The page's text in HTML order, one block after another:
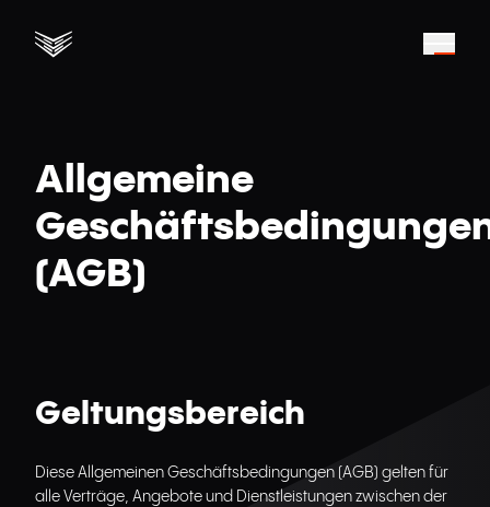
Allgemeine
(AGB)
Geltungsbereich
Diese Allgemeinen Geschäftsbedingungen (AGB) gelten für
alle Verträge, Angebote und Dienstleistungen zwischen der